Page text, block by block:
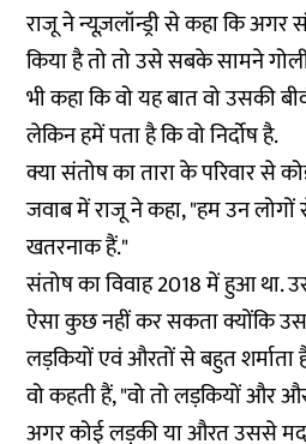
राजू ने न्यूज़लॉन्ड्री से कहा कि
किया है तो तो उसे सबके सामने
भी कहा कि वो यह बात वो उसकी
लेकिन हमें पता है कि वो निर्दोष है.
क्या संतोष का तारा के परिवार से
जवाब में राजू ने कहा, "हम उन लोगों
खतरनाक हैं."
संतोष का विवाह 2018 में हुआ था.
ऐसा कुछ नहीं कर सकता क्योंकि
लड़कियों एवं औरतों से बहुत शर्माता
वो कहती हैं, "वो तो लड़कियों और
अगर कोई लड़की या औरत उससे